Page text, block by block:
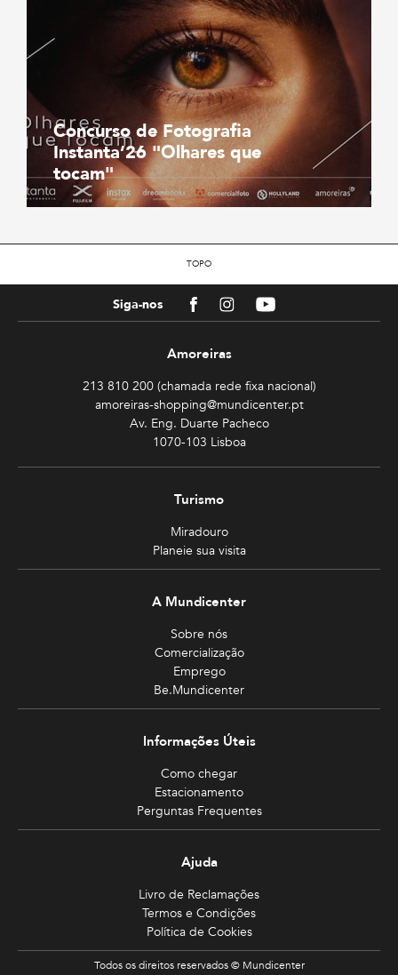
Concurso de Fotografia
Instanta’26 "Olhares que
tocam"
TOPO
Siga-nos FacebookInstagramYoutube
Amoreiras
213 810 200 (chamada rede fixa nacional)
amoreiras-shopping@mundicenter.pt
Av. Eng. Duarte Pacheco
1070-103 Lisboa
Turismo
Miradouro
Planeie sua visita
A Mundicenter
Sobre nós
Comercialização
Emprego
Be.Mundicenter
Informações Úteis
Como chegar
Estacionamento
Perguntas Frequentes
Ajuda
Livro de Reclamações
Termos e Condições
Política de Cookies
Todos os direitos reservados © Mundicenter